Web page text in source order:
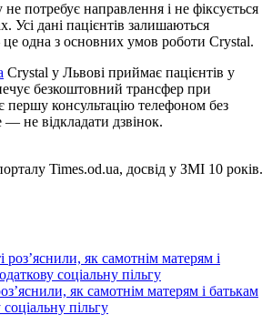
потребує направлення і не фіксується
Усі дані пацієнтів залишаються
одна з основних умов роботи Crystal.
Crystal у Львові приймає пацієнтів у
безкоштовний трансфер при
першу консультацію телефоном без
— не відкладати дзвінок.
Times.od.ua, досвід у ЗМІ 10 років.
як самотнім матерям і батькам
пільгу